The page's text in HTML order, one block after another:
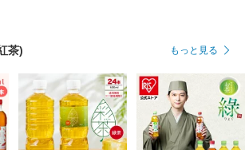
茶) もっと見る